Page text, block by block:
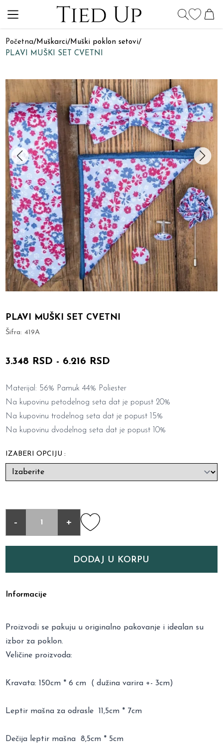
Početna/Muškarci/Muški poklon setovi/
PLAVI MUŠKI SET CVETNI
PLAVI MUŠKI SET CVETNI
Šifra:419A
3.348 RSD - 6.216 RSD
Materijal: 56% Pamuk 44% Poliester
Na kupovinu petodelnog seta dat je popust 20%
Na kupovinu trodelnog seta dat je popust 15%
Na kupovinu dvodelnog seta dat je popust 10%
IZABERI OPCIJU :
- +
DODAJ U KORPU
Informacije
Proizvodi se pakuju u originalno pakovanje i idealan su
izbor za poklon.
Veličine proizvoda:
Kravata: 150cm * 6 cm ( dužina varira +- 3cm)
Leptir mašna za odrasle 11,5cm * 7cm
Dečija leptir mašna 8,5cm * 5cm